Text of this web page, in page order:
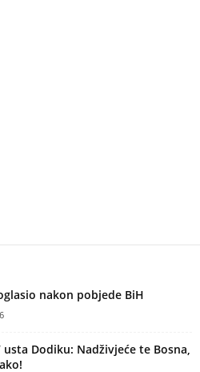
nakon pobjede BiH
usta Dodiku: Nadživjeće te Bosna,